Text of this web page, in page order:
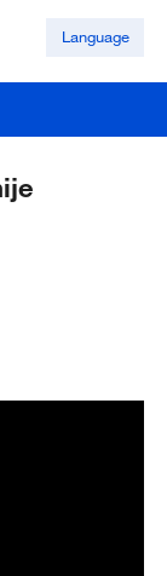
Language